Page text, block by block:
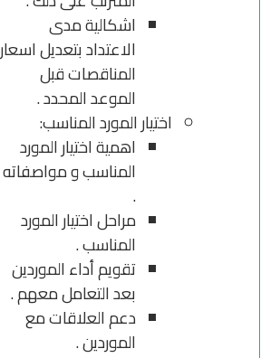
اشكالية مدى
الاعتداد بتعديل اسعار
المناقصات قبل
الموعد المحدد .
اختيار المورد المناسب:
اهمية اختيار المورد
المناسب و مواصفاته
.
مراحل اختيار المورد
المناسب .
تقويم أداء الموردين
بعد التعامل معهم .
دعم العلاقات مع
الموردين .